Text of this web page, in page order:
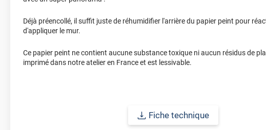
Hauteur
Déjà préencollé, il suffit juste de réhumidifier l'arrière du papier peint pour
d'appliquer le mur.
Ce papier peint ne contient aucune substance toxique ni aucun résidus de
imprimé dans notre atelier en France et est lessivable.
Fiche technique